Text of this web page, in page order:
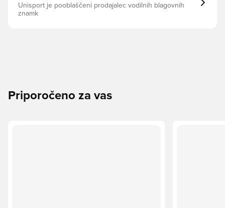
Unisport je pooblaščeni prodajalec vodilnih blagovnih
znamk
Priporočeno za vas